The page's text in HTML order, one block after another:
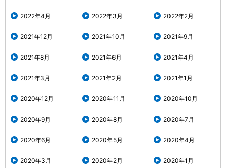
2022年4月 2022年3月 2022年2月
2021年12月 2021年10月 2021年9月
2021年8月 2021年6月 2021年4月
2021年3月 2021年2月 2021年1月
2020年12月 2020年11月 2020年10月
2020年9月 2020年8月 2020年7月
2020年6月 2020年5月 2020年4月
2020年3月 2020年2月 2020年1月